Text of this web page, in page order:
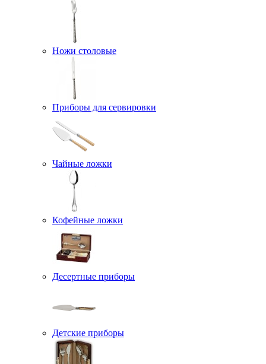
Ножи столовые
Приборы для сервировки
Чайные ложки
Кофейные ложки
Десертные приборы
Детские приборы